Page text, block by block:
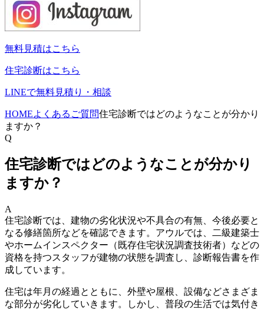
無料見積はこちら
住宅診断はこちら
LINEで無料見積り・相談
HOMEよくあるご質問住宅診断ではどのようなことが分かり
ますか？
Q
住宅診断ではどのようなことが分かり
ますか？
A
住宅診断では、建物の劣化状況や不具合の有無、今後必要と
なる修繕箇所などを確認できます。アウルでは、二級建築士
やホームインスペクター（既存住宅状況調査技術者）などの
資格を持つスタッフが建物の状態を調査し、診断報告書を作
成しています。
住宅は年月の経過とともに、外壁や屋根、設備などさまざま
な部分が劣化していきます。しかし、普段の生活では気付き